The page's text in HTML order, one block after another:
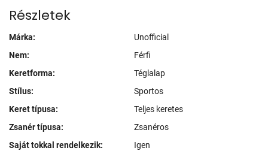
Részletek
Márka:
Unofficial
Nem:
Férfi
Keretforma:
Téglalap
Stílus:
Sportos
Keret típusa:
Teljes keretes
Zsanér típusa:
Zsanéros
Saját tokkal rendelkezik:
Igen